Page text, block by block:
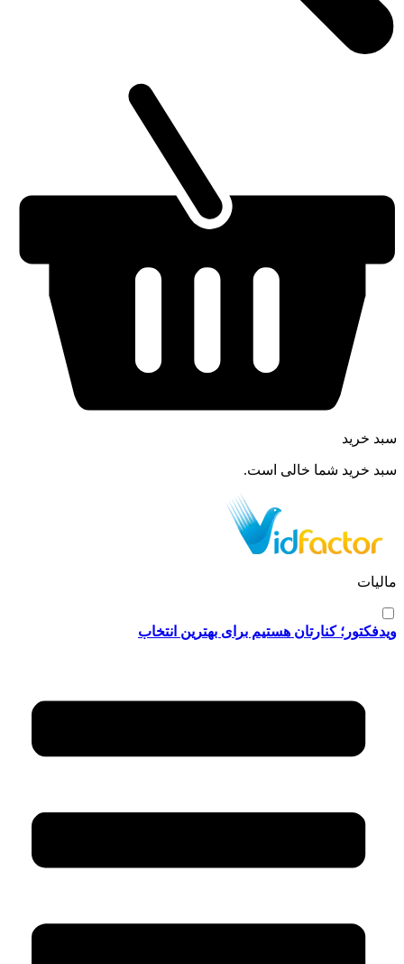
سبد خرید
سبد خرید شما خالی است.
مالیات
ویدفکتور؛ کنارتان هستیم برای بهترین انتخاب